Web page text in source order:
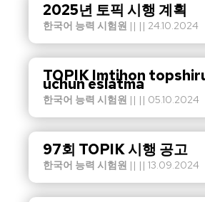
2025년 토픽 시행 계획
한국어 능력 시험원 || || 24.10.2024
TOPIK Imtihon
uchun eslatma
한국어 능력 시험원 || || 05.10.2024
97회 TOPIK 시행 공고
한국어 능력 시험원 || || 13.09.2024